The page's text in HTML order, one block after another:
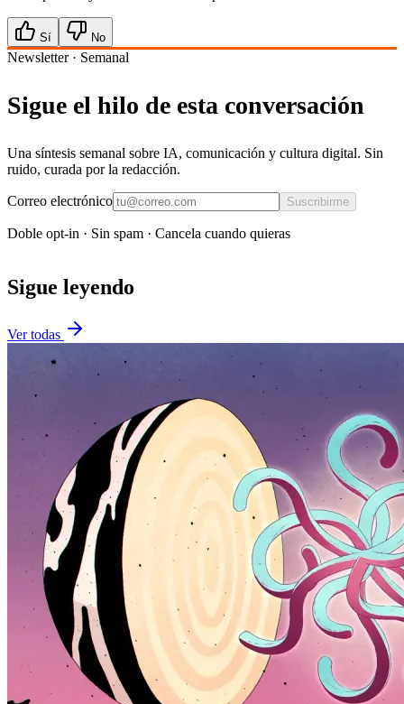
Sí No
Newsletter · Semanal
Sigue el hilo de esta conversación
Una síntesis semanal sobre IA, comunicación y cultura digital. Sin
ruido, curada por la redacción.
Correo electrónico Suscribirme
Doble opt-in · Sin spam · Cancela cuando quieras
Sigue leyendo
Ver todas